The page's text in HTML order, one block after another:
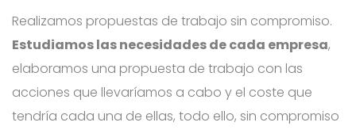
Realizamos propuestas de trabajo sin compromiso.
Estudiamos las necesidades de cada empresa,
elaboramos una propuesta de trabajo con las
acciones que llevaríamos a cabo y el coste que
tendría cada una de ellas, todo ello, sin compromiso